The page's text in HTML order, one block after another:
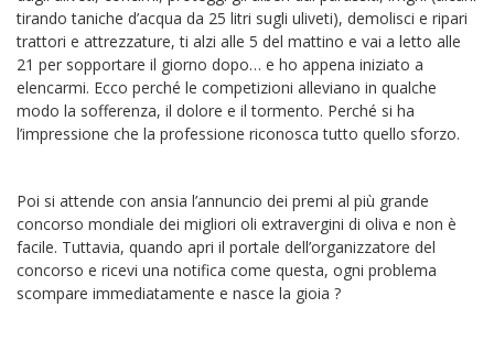
tirando taniche d’acqua da 25 litri sugli uliveti), demolisci e ripari
trattori e attrezzature, ti alzi alle 5 del mattino e vai a letto alle
21 per sopportare il giorno dopo… e ho appena iniziato a
elencarmi. Ecco perché le competizioni alleviano in qualche
modo la sofferenza, il dolore e il tormento. Perché si ha
l’impressione che la professione riconosca tutto quello sforzo.
Poi si attende con ansia l’annuncio dei premi al più grande
concorso mondiale dei migliori oli extravergini di oliva e non è
facile. Tuttavia, quando apri il portale dell’organizzatore del
concorso e ricevi una notifica come questa, ogni problema
scompare immediatamente e nasce la gioia ?